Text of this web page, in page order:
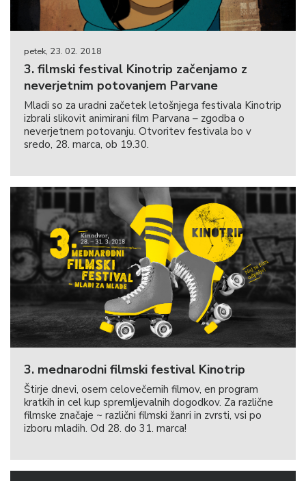
petek, 23. 02. 2018
3. filmski festival Kinotrip začenjamo z
neverjetnim potovanjem Parvane
Mladi so za uradni začetek letošnjega festivala Kinotrip
izbrali slikovit animirani film Parvana – zgodba o
neverjetnem potovanju. Otvoritev festivala bo v
sredo, 28. marca, ob 19.30.
3. mednarodni filmski festival Kinotrip
Štirje dnevi, osem celovečernih filmov, en program
kratkih in cel kup spremljevalnih dogodkov. Za različne
filmske značaje ~ različni filmski žanri in zvrsti, vsi po
izboru mladih. Od 28. do 31. marca!